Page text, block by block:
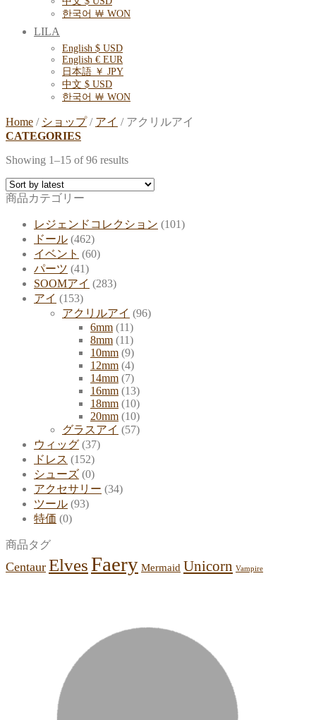
한국어 ￦ WON
LILA
English $ USD
English € EUR
日本語 ￥ JPY
中文 $ USD
한국어 ￦ WON
Home / ショップ / アイ /アクリルアイ
CATEGORIES
Showing 1–15 of 96 results
商品カテゴリー
レジェンドコレクション (101)
ドール (462)
イベント (60)
パーツ (41)
SOOMアイ (283)
アイ (153)
アクリルアイ (96)
6mm (11)
8mm (11)
10mm (9)
12mm (4)
14mm (7)
16mm (13)
18mm (10)
20mm (10)
グラスアイ (57)
ウィッグ (37)
ドレス (152)
シューズ (0)
アクセサリー (34)
ツール (93)
特価 (0)
商品タグ
Centaur ElvesFaery Mermaid Unicorn Vampire